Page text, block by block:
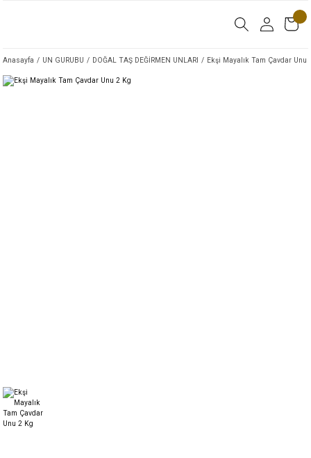
Anasayfa UN GURUBU DOĞAL TAŞ DEĞİRMEN UNLARI Ekşi Mayalık Tam Çavdar Unu